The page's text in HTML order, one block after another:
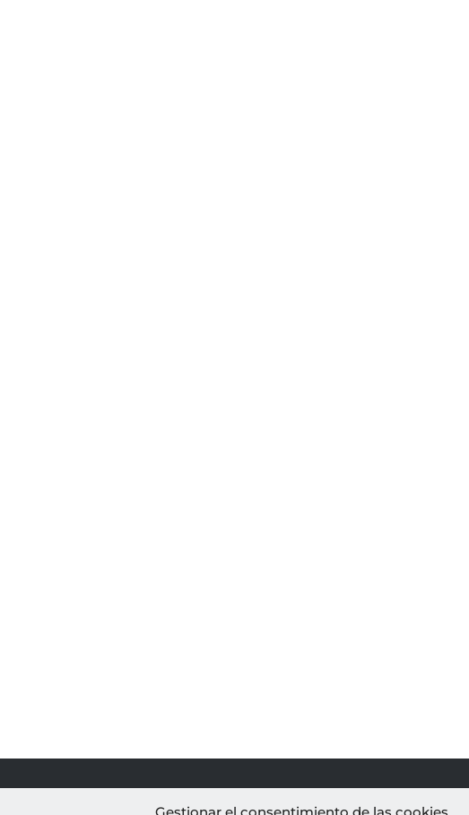
PROYECTOS